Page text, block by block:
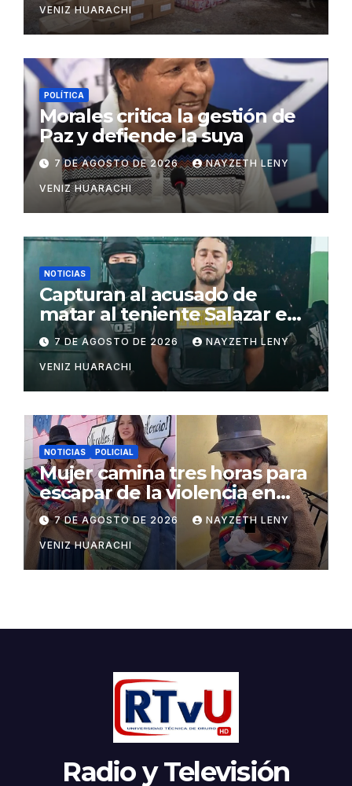
VENIZ HUARACHI
POLÍTICA
Morales critica la gestión de
Paz y defiende la suya
7 DE AGOSTO DE 2026 NAYZETH LENY
VENIZ HUARACHI
NOTICIAS
Capturan al acusado de
matar al teniente Salazar en
San Matías
7 DE AGOSTO DE 2026 NAYZETH LENY
VENIZ HUARACHI
NOTICIAS POLICIAL
Mujer camina tres horas para
escapar de la violencia en
Potosí
7 DE AGOSTO DE 2026 NAYZETH LENY
VENIZ HUARACHI
Radio y Televisión